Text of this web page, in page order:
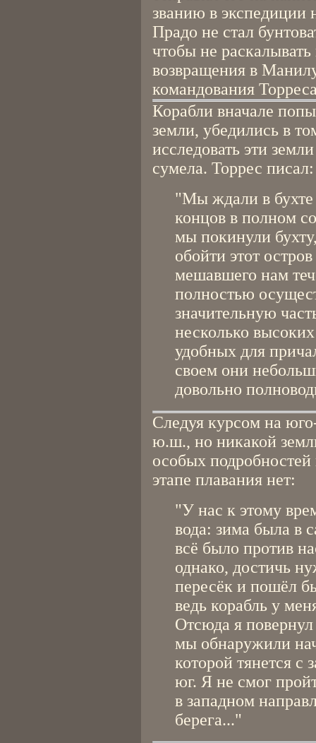
званию в экспедиции
Прадо не стал
чтобы не
возвращения в
командования
Корабли вначале
земли, убедились в
исследовать эти
сумела. Торрес писал:
"Мы ждали в
концов в полном
мы покинули
обойти этот
мешавшего нам
полностью
значительную
несколько
удобных для
своем они
довольно
Следуя курсом на
ю.ш., но никакой
особых
этапе плавания нет:
"У нас к этому
вода: зима была в
всё было против
однако, достичь
пересёк и пошёл
ведь корабль у
Отсюда я повернул
мы обнаружили
которой тянется с
юг. Я не смог
в западном
берега..."